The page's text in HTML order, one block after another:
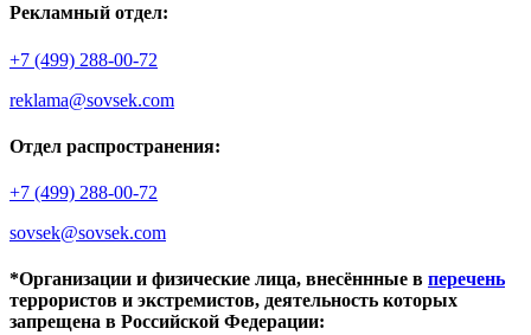
Рекламный отдел:
+7 (499) 288-00-72
reklama@sovsek.com
Отдел распространения:
+7 (499) 288-00-72
sovsek@sovsek.com
*Организации и физические лица, внесённные в перечень
террористов и экстремистов, деятельность которых
запрещена в Российской Федерации: